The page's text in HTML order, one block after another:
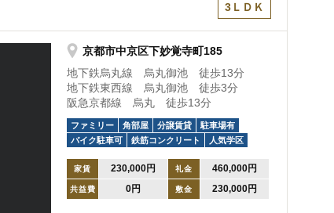
3ＬＤＫ
京都市中京区下妙覚寺町185
地下鉄烏丸線 烏丸御池 徒歩13分
地下鉄東西線 烏丸御池 徒歩3分
阪急京都線 烏丸 徒歩13分
ファミリー 角部屋 分譲賃貸
駐車場有
バイク駐車可
鉄筋コンクリート 人気学区
家賃 230,000円 礼金 460,000円
共益費 0円 敷金 230,000円